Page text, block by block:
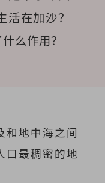
在加沙？
么作用？
和地中海之间
口最稠密的地